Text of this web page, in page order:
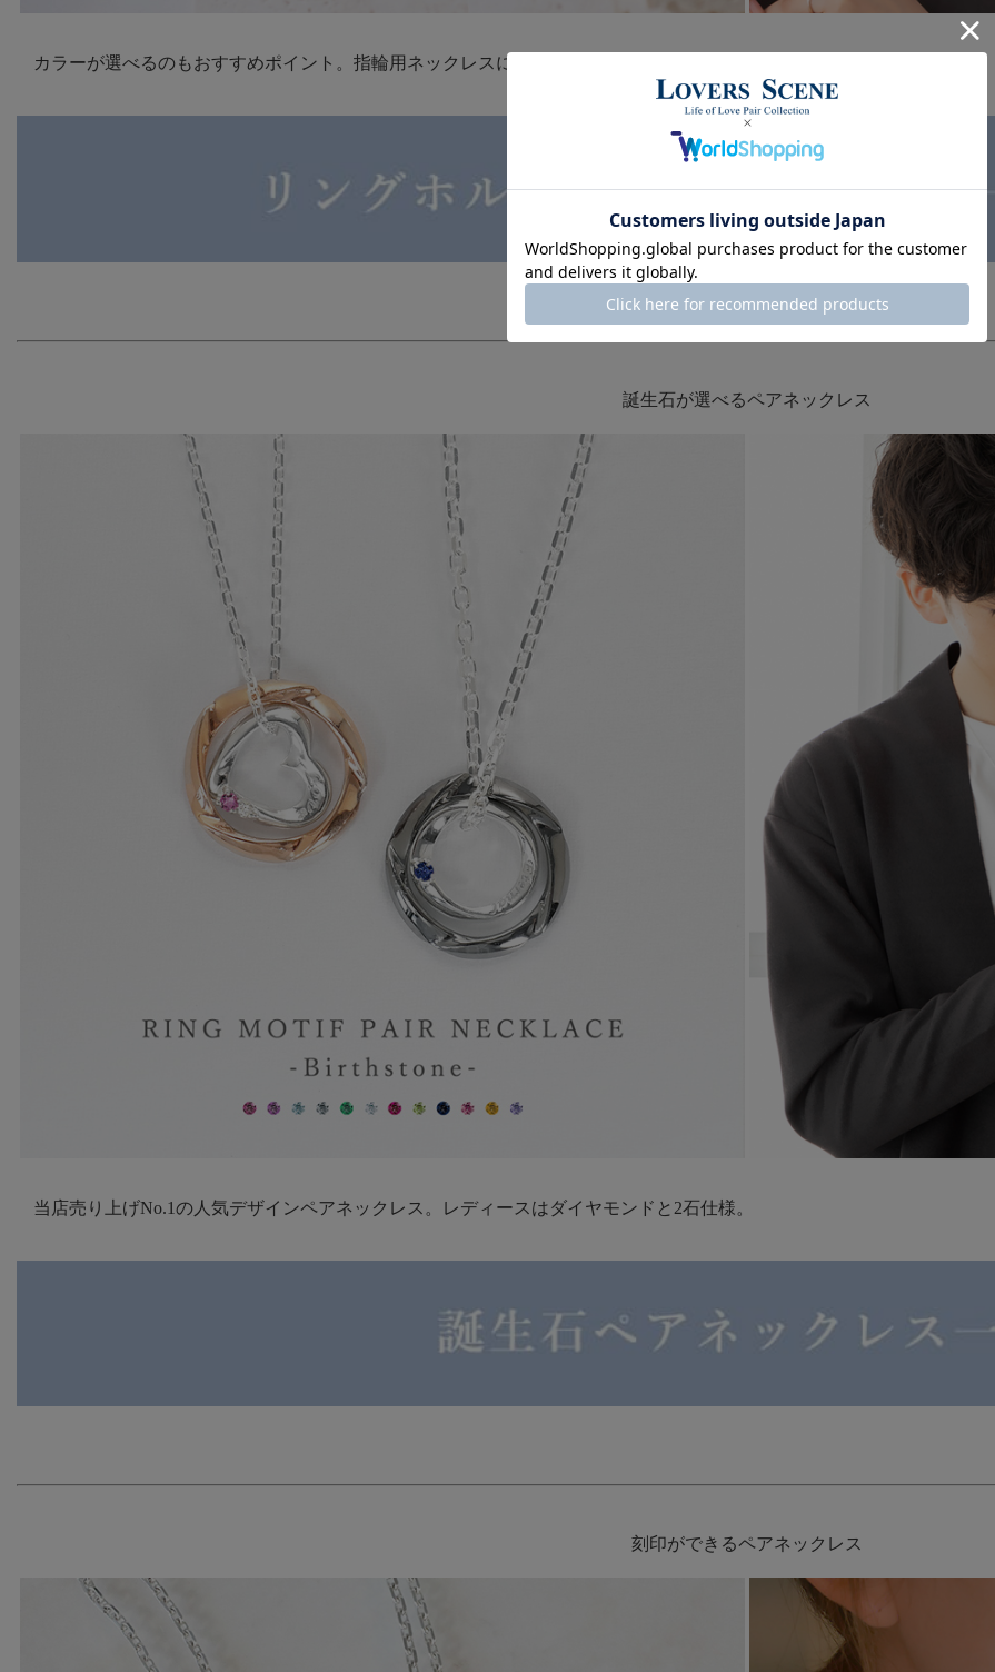
カラーが選べるのもおすすめポイント。指輪用ネックレスにもなるペアネックレス。
誕生石が選べるペアネックレス
当店売り上げNo.1の人気デザインペアネックレス。レディースはダイヤモンドと2石仕様。
刻印ができるペアネックレス